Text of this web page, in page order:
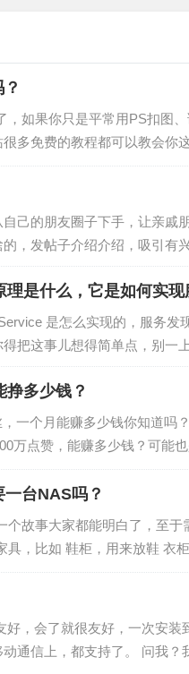
，如果你只是平常用PS扣图
多免费的教程都可以教会你
师自通真的非常难，首先你
己的朋友圈子下手，让亲戚
，发帖子介绍介绍，吸引有
是什么，它是如何实现
是怎么实现的，服务
把这事儿想得简单点，别
挣多少钱？
一个月能赚多少钱你知道吗
万点赞，能赚多少钱？可能
注意什么？怎样才能…
台NAS吗？
个故事大家都能明白了，至
具，比如 鞋柜，用来放鞋 衣
没有上述东西的家庭也存在
，会了就很友好，一次安
通信上，都支持了。 问我